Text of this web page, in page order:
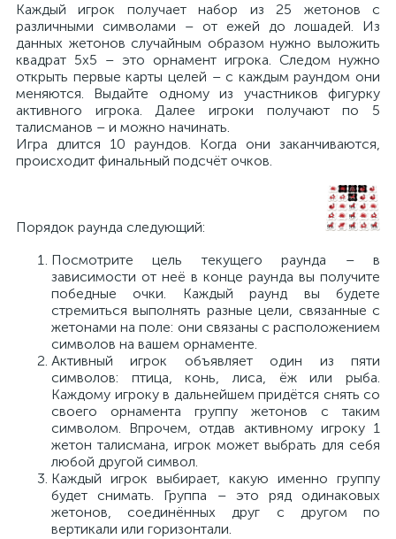
Каждый игрок получает набор из 25 жетонов с
различными символами – от ежей до лошадей. Из
данных жетонов случайным образом нужно выложить
квадрат 5х5 – это орнамент игрока. Следом нужно
открыть первые карты целей – с каждым раундом они
меняются. Выдайте одному из участников фигурку
активного игрока. Далее игроки получают по 5
талисманов – и можно начинать.
Игра длится 10 раундов. Когда они заканчиваются,
происходит финальный подсчёт очков.
Порядок раунда следующий:
Посмотрите цель текущего раунда – в
зависимости от неё в конце раунда вы получите
победные очки. Каждый раунд вы будете
стремиться выполнять разные цели, связанные с
жетонами на поле: они связаны с расположением
символов на вашем орнаменте.
Активный игрок объявляет один из пяти
символов: птица, конь, лиса, ёж или рыба.
Каждому игроку в дальнейшем придётся снять со
своего орнамента группу жетонов с таким
символом. Впрочем, отдав активному игроку 1
жетон талисмана, игрок может выбрать для себя
любой другой символ.
Каждый игрок выбирает, какую именно группу
будет снимать. Группа – это ряд одинаковых
жетонов, соединённых друг с другом по
вертикали или горизонтали.